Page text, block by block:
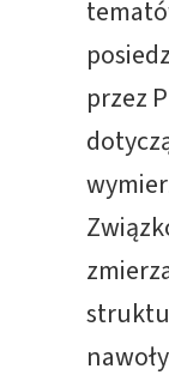
przez